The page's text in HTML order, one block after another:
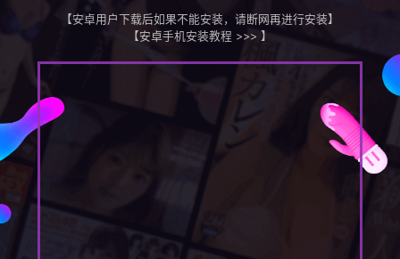
【安卓用户下载后如果不能安装，请断网再进行安装】
【安卓手机安装教程 >>> 】